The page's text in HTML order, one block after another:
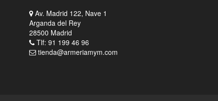
Av. Madrid 122, Nave 1
Arganda del Rey
28500 Madrid
Tlf: 91 199 46 96
tienda@armeriamym.com